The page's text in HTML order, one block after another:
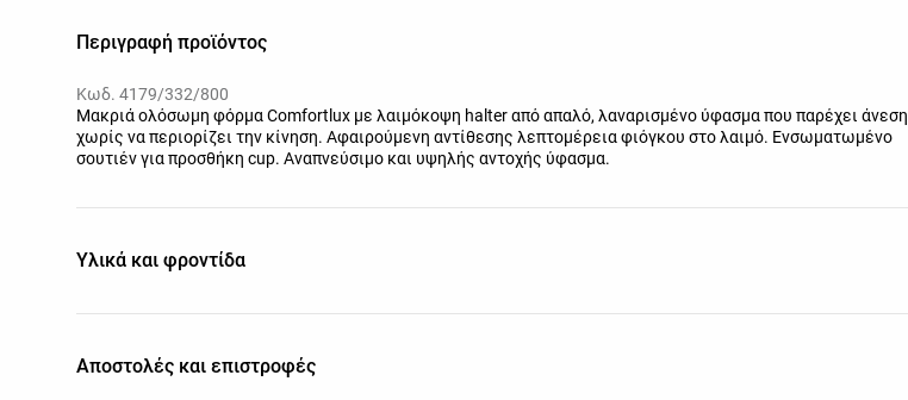
Περιγραφή προϊόντος
Κωδ. 4179/332/800
Μακριά ολόσωμη φόρμα Comfortlux με λαιμόκοψη halter από απαλό, λαναρισμένο ύφασμα που παρέχει άνεση
χωρίς να περιορίζει την κίνηση. Αφαιρούμενη αντίθεσης λεπτομέρεια φιόγκου στο λαιμό. Ενσωματωμένο
σουτιέν για προσθήκη cup. Αναπνεύσιμο και υψηλής αντοχής ύφασμα.
Υλικά και φροντίδα
Αποστολές και επιστροφές